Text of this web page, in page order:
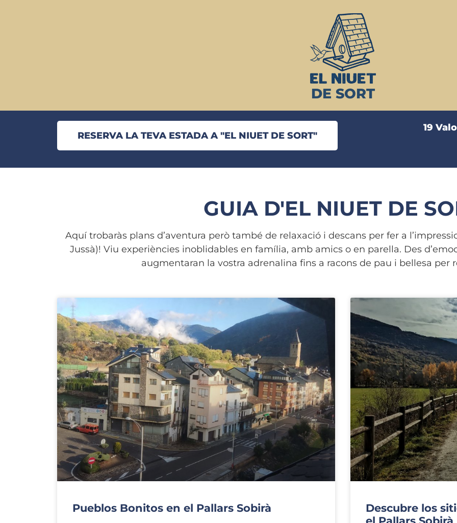
DE SORT
RESERVA LA TEVA ESTADA A "EL NIUET DE SORT"
19
GUIA D'EL NIUET DE
Aquí trobaràs plans d’aventura però també de relaxació i descans per fer a
Jussà)! Viu experiències inoblidables en família, amb amics o en parella. Des
augmentaran la vostra adrenalina fins a racons de pau i bellesa per
Pueblos Bonitos en el Pallars Sobirà
Descubre los